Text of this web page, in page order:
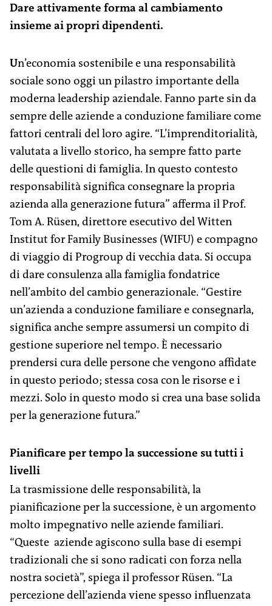
Dare attivamente forma al cambiamento
insieme ai propri dipendenti.
Un’economia sostenibile e una responsabilità
sociale sono oggi un pilastro importante della
moderna leadership aziendale. Fanno parte sin da
sempre delle aziende a conduzione familiare come
fattori centrali del loro agire. “L’imprenditorialità,
valutata a livello storico, ha sempre fatto parte
delle questioni di famiglia. In questo contesto
responsabilità significa consegnare la propria
azienda alla generazione futura” afferma il Prof.
Tom A. Rüsen, direttore esecutivo del Witten
Institut for Family Businesses (WIFU) e compagno
di viaggio di ­Progroup di vecchia data. Si occupa
di dare consulenza alla famiglia fondatrice
nell’ambito del cambio generazionale. “Gestire
un’azienda a conduzione familiare e consegnarla,
significa anche sempre assumersi un compito di
gestione superiore nel tempo. È necessario
prendersi cura delle persone che vengono affidate
in questo periodo; stessa cosa con le risorse e i
mezzi. Solo in questo modo si crea una base solida
per la generazione futura.”
Pianificare per tempo la successione su tutti i
livelli
La trasmissione delle responsabilità, la
pianificazione per la successione, è un argomento
molto impegnativo nelle aziende familiari.
“Queste aziende agiscono sulla base di esempi
tradizionali che si sono radicati con forza nella
nostra società”, spiega il professor Rüsen. “La
percezione dell’azienda viene spesso influenzata